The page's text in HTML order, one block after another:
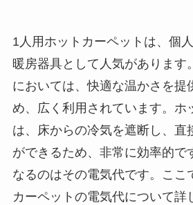
1人用ホットカーペットは、個
暖房器具として人気があります
においては、快適な温かさを提
め、広く利用されています。ホ
は、床からの冷気を遮断し、直
ができるため、非常に効率的で
なるのはその電気代です。ここ
カーペットの電気代について詳